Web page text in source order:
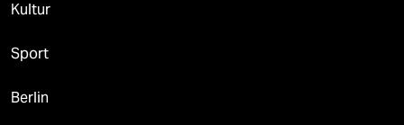
Kultur
Sport
Berlin